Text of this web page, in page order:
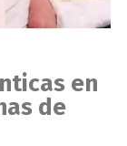
en
de